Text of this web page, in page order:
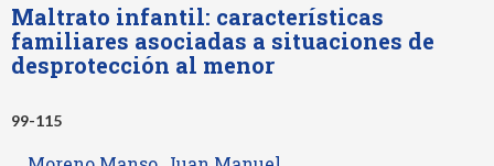
Maltrato infantil: características
familiares asociadas a situaciones de
desprotección al menor
99-115